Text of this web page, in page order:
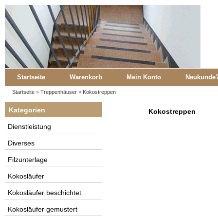
Startseite Warenkorb Mein Konto
Startseite » Treppenhäuser » Kokostreppen
Kategorien
Dienstleistung
Diverses
Filzunterlage
Kokosläufer
Kokosläufer beschichtet
Kokosläufer gemustert
Kokostreppen